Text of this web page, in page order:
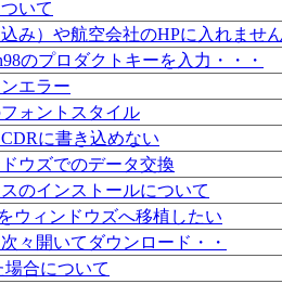
いて
み）や航空会社のHPに入れませ
のプロダクトキーを入力・・・
エラー
フォントスタイル
に書き込めない
ウズでのデータ交換
のインストールについて
ウィンドウズへ移植したい
々開いてダウンロード・・
場合について